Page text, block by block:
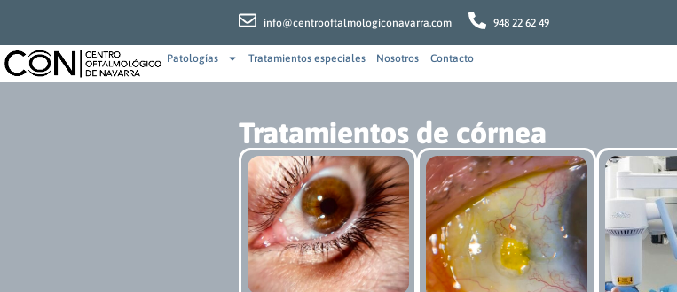
info@centrooftalmologiconavarra.com 948 22 62 49
Patologías Tratamientos especiales Nosotros Contacto
Tratamientos de córnea